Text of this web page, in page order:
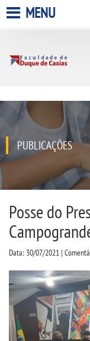
QUEM SOMOS
INFRAESTRUTURA
BIBLIOTECA
CPA
PROUNI
FIES
MENU
PUBLICAÇÕES
Posse do
Data: 30/07/2021 |